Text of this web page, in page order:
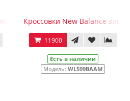
574 мужские черные
Кроссовки New Balance
11900
Есть в наличии
Модель: WL599BAAM